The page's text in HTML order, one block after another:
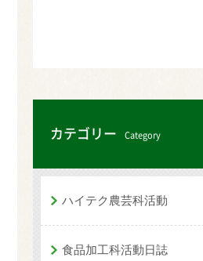
カテゴリー Category
ハイテク農芸科活動
食品加工科活動日誌